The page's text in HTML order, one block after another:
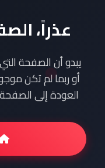
عذراً،
يبدو أن الصفحة
أو ربما لم تكن
العودة إلى الصفحة